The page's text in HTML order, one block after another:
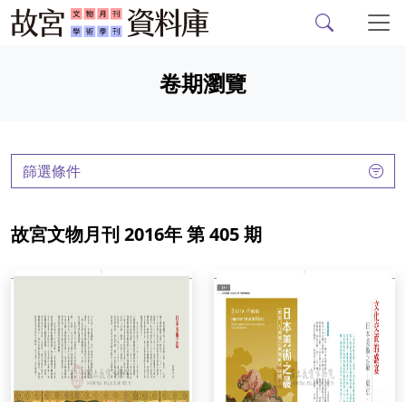
故宮文物月刊、故宮學
卷期瀏覽
篩選條件
故宮文物月刊 2016年 第 405 期